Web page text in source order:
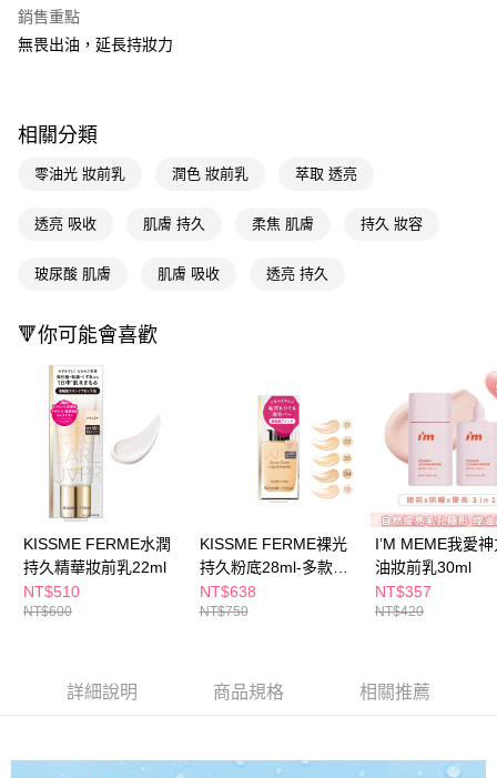
Google Pay
AFTEE先享後付是「在收到商品之後才付款」的支付方式。 讓您購物簡單
１．簡單：不需註冊會員、不需綁卡、不需儲值。
３．安心：先確認商品／服務後，再付款。
１．於結帳方式選擇「AFTEE先享後付」後，將跳轉至「AFTEE先享後付」
３．收到繳費通知簡訊後14天內，點擊此簡訊中的連結，可透過四大超商／
※ 請注意：結帳手續完成當下不需立刻繳費，但若您需要取消訂單，請聯絡
購買商品的店家。未經商家同意取消之訂單仍視為有效，需透過AFTEE先享
後付繳納相關費用。
※ 交易是否成功請以「AFTEE先享後付 」之結帳頁面顯示為準，若有關於
是否繳費成功／繳費後需取消欲退款等相關疑問，請聯繫「AFTEE先享後付
客戶支援中心」
https://netprotections.freshdesk.com/support/home
【注意事項】
１．透過由恩沛科技股份有限公司提供之「AFTEE先享後付」服務完成之交
易，需依本服務之必要範圍內提供個人資料，並將交易相關給付款項請求債
權轉讓予恩沛科技股份有限公司。
２．關於個人資料處理事宜，請瀏覽以下網址：
https://aftee.tw/terms/#terms3
４．使用「AFTEE先享後付」時，將依據個別帳號之用戶狀況，依本公司即
恩沛科技股份有限公司將有權停止該用戶之使用額度並採取法律行動。
即享券
運送方式
全家取貨付款
每筆NT$65，滿NT$390(含以上)免運費
萊爾富取貨付款
每筆NT$65，滿NT$490(含以上)免運費
付款後萊爾富取貨
每筆NT$65，滿NT$490(含以上)免運費
7-11取貨付款
每筆NT$65，滿NT$490(含以上)免運費
付款後7-11取貨
每筆NT$65，滿NT$490(含以上)免運費
銷售重點
無畏出油，延長持妝力
相關分類
零油光 妝前乳 潤色 妝前乳 萃取 透亮
透亮 吸收 肌膚 持久 柔焦 肌膚 持久 妝容
玻尿酸 肌膚 肌膚 吸收 透亮 持久
🔻你可能會喜歡
KISSME FERME水潤
持久精華妝前乳22ml
NT$510
NT$600
KISSME FERME裸光
持久粉底28ml-多款任
選
NT$638
NT$750
I’M MEME我愛
油妝前乳30ml
NT$357
NT$420
詳細說明 商品規格 相關推薦